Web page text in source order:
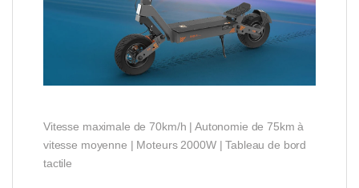
Vitesse maximale de 70km/h | Autonomie de 75km à
vitesse moyenne | Moteurs 2000W | Tableau de bord
tactile